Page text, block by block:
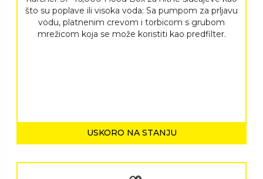
što su poplave ili visoka voda: Sa pumpom za prljavu
vodu, platnenim crevom i torbicom s grubom
mrežicom koja se može koristiti kao predfilter.
USKORO NA STANJU